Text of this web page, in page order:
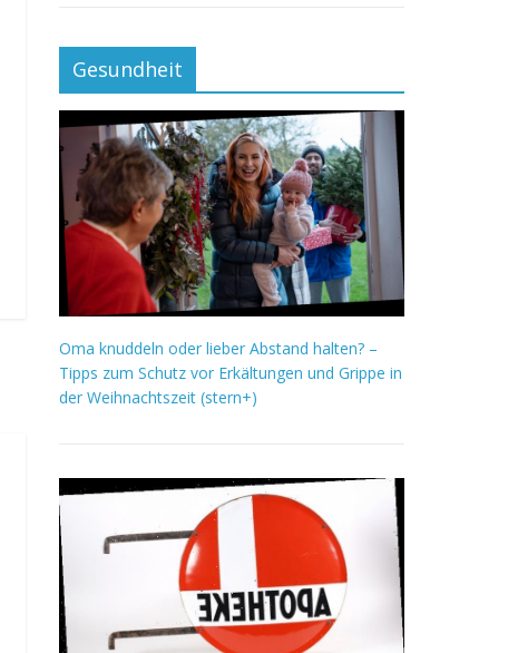
Gesundheit
Oma knuddeln oder lieber Abstand halten? –
Tipps zum Schutz vor Erkältungen und Grippe in
der Weihnachtszeit (stern+)